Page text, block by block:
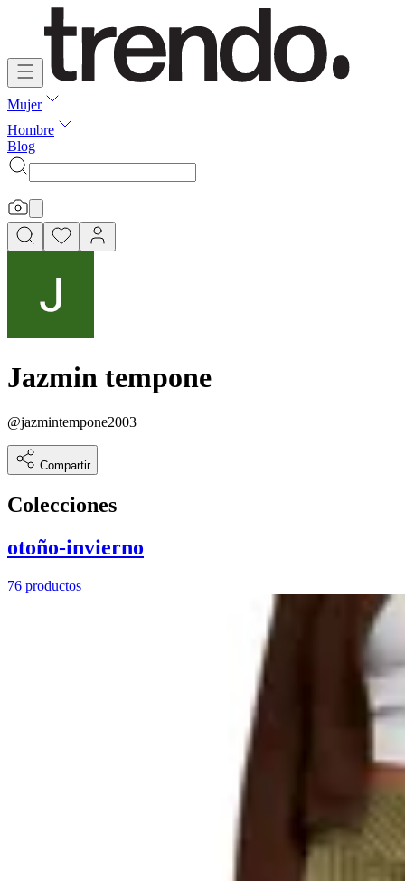
Mujer
Hombre
Blog
Jazmin tempone
@jazmintempone2003
Compartir
Colecciones
otoño-invierno
76 productos